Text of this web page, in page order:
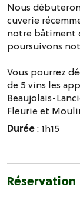
Nous
cuverie
notre bâtiment
poursuivons
Vous pourrez
de 5 vins les
Beaujolais-
Fleurie et
Durée: 1h15
Réservation